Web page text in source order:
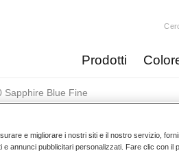
Prodotti
Sapphire Blue Fine
e migliorare i nostri siti e il nostro servizio,
annunci pubblicitari personalizzati. Fare clic con il